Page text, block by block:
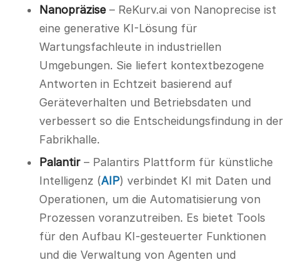
Nanopräzise– ReKurv.ai von Nanoprecise ist
eine generative KI-Lösung für
Wartungsfachleute in industriellen
Umgebungen. Sie liefert kontextbezogene
Antworten in Echtzeit basierend auf
Geräteverhalten und Betriebsdaten und
verbessert so die Entscheidungsfindung in der
Fabrikhalle.
Palantir– Palantirs Plattform für künstliche
Intelligenz (AIP) verbindet KI mit Daten und
Operationen, um die Automatisierung von
Prozessen voranzutreiben. Es bietet Tools
für den Aufbau KI-gesteuerter Funktionen
und die Verwaltung von Agenten und